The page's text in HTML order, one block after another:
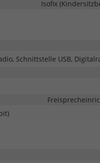
Isofix
Schnittstelle USB,